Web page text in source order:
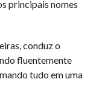
principais nomes
conduz o
fluentemente
tudo em uma